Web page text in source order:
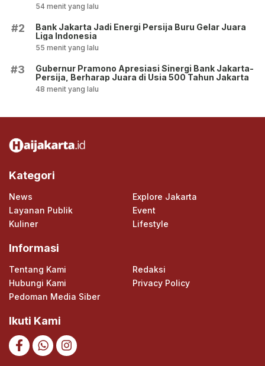
54 menit yang lalu
#2
Bank Jakarta Jadi Energi Persija Buru Gelar Juara
Liga Indonesia
55 menit yang lalu
#3
Gubernur Pramono Apresiasi Sinergi Bank Jakarta-
Persija, Berharap Juara di Usia 500 Tahun Jakarta
48 menit yang lalu
Kategori
News
Explore Jakarta
Layanan Publik
Event
Kuliner
Lifestyle
Informasi
Tentang Kami
Redaksi
Hubungi Kami
Privacy Policy
Pedoman Media Siber
Ikuti Kami